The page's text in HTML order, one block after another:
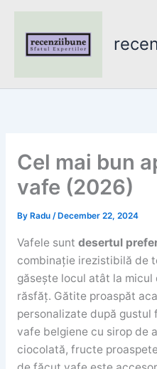
content
Cel mai bun
vafe (2026)
By Radu / December 22, 2024
Vafele sunt desertul
combinație irezistibilă de
găsește locul atât la
răsfăț. Gătite proaspăt
personalizate după gustul
vafe belgiene cu sirop de
ciocolată, fructe